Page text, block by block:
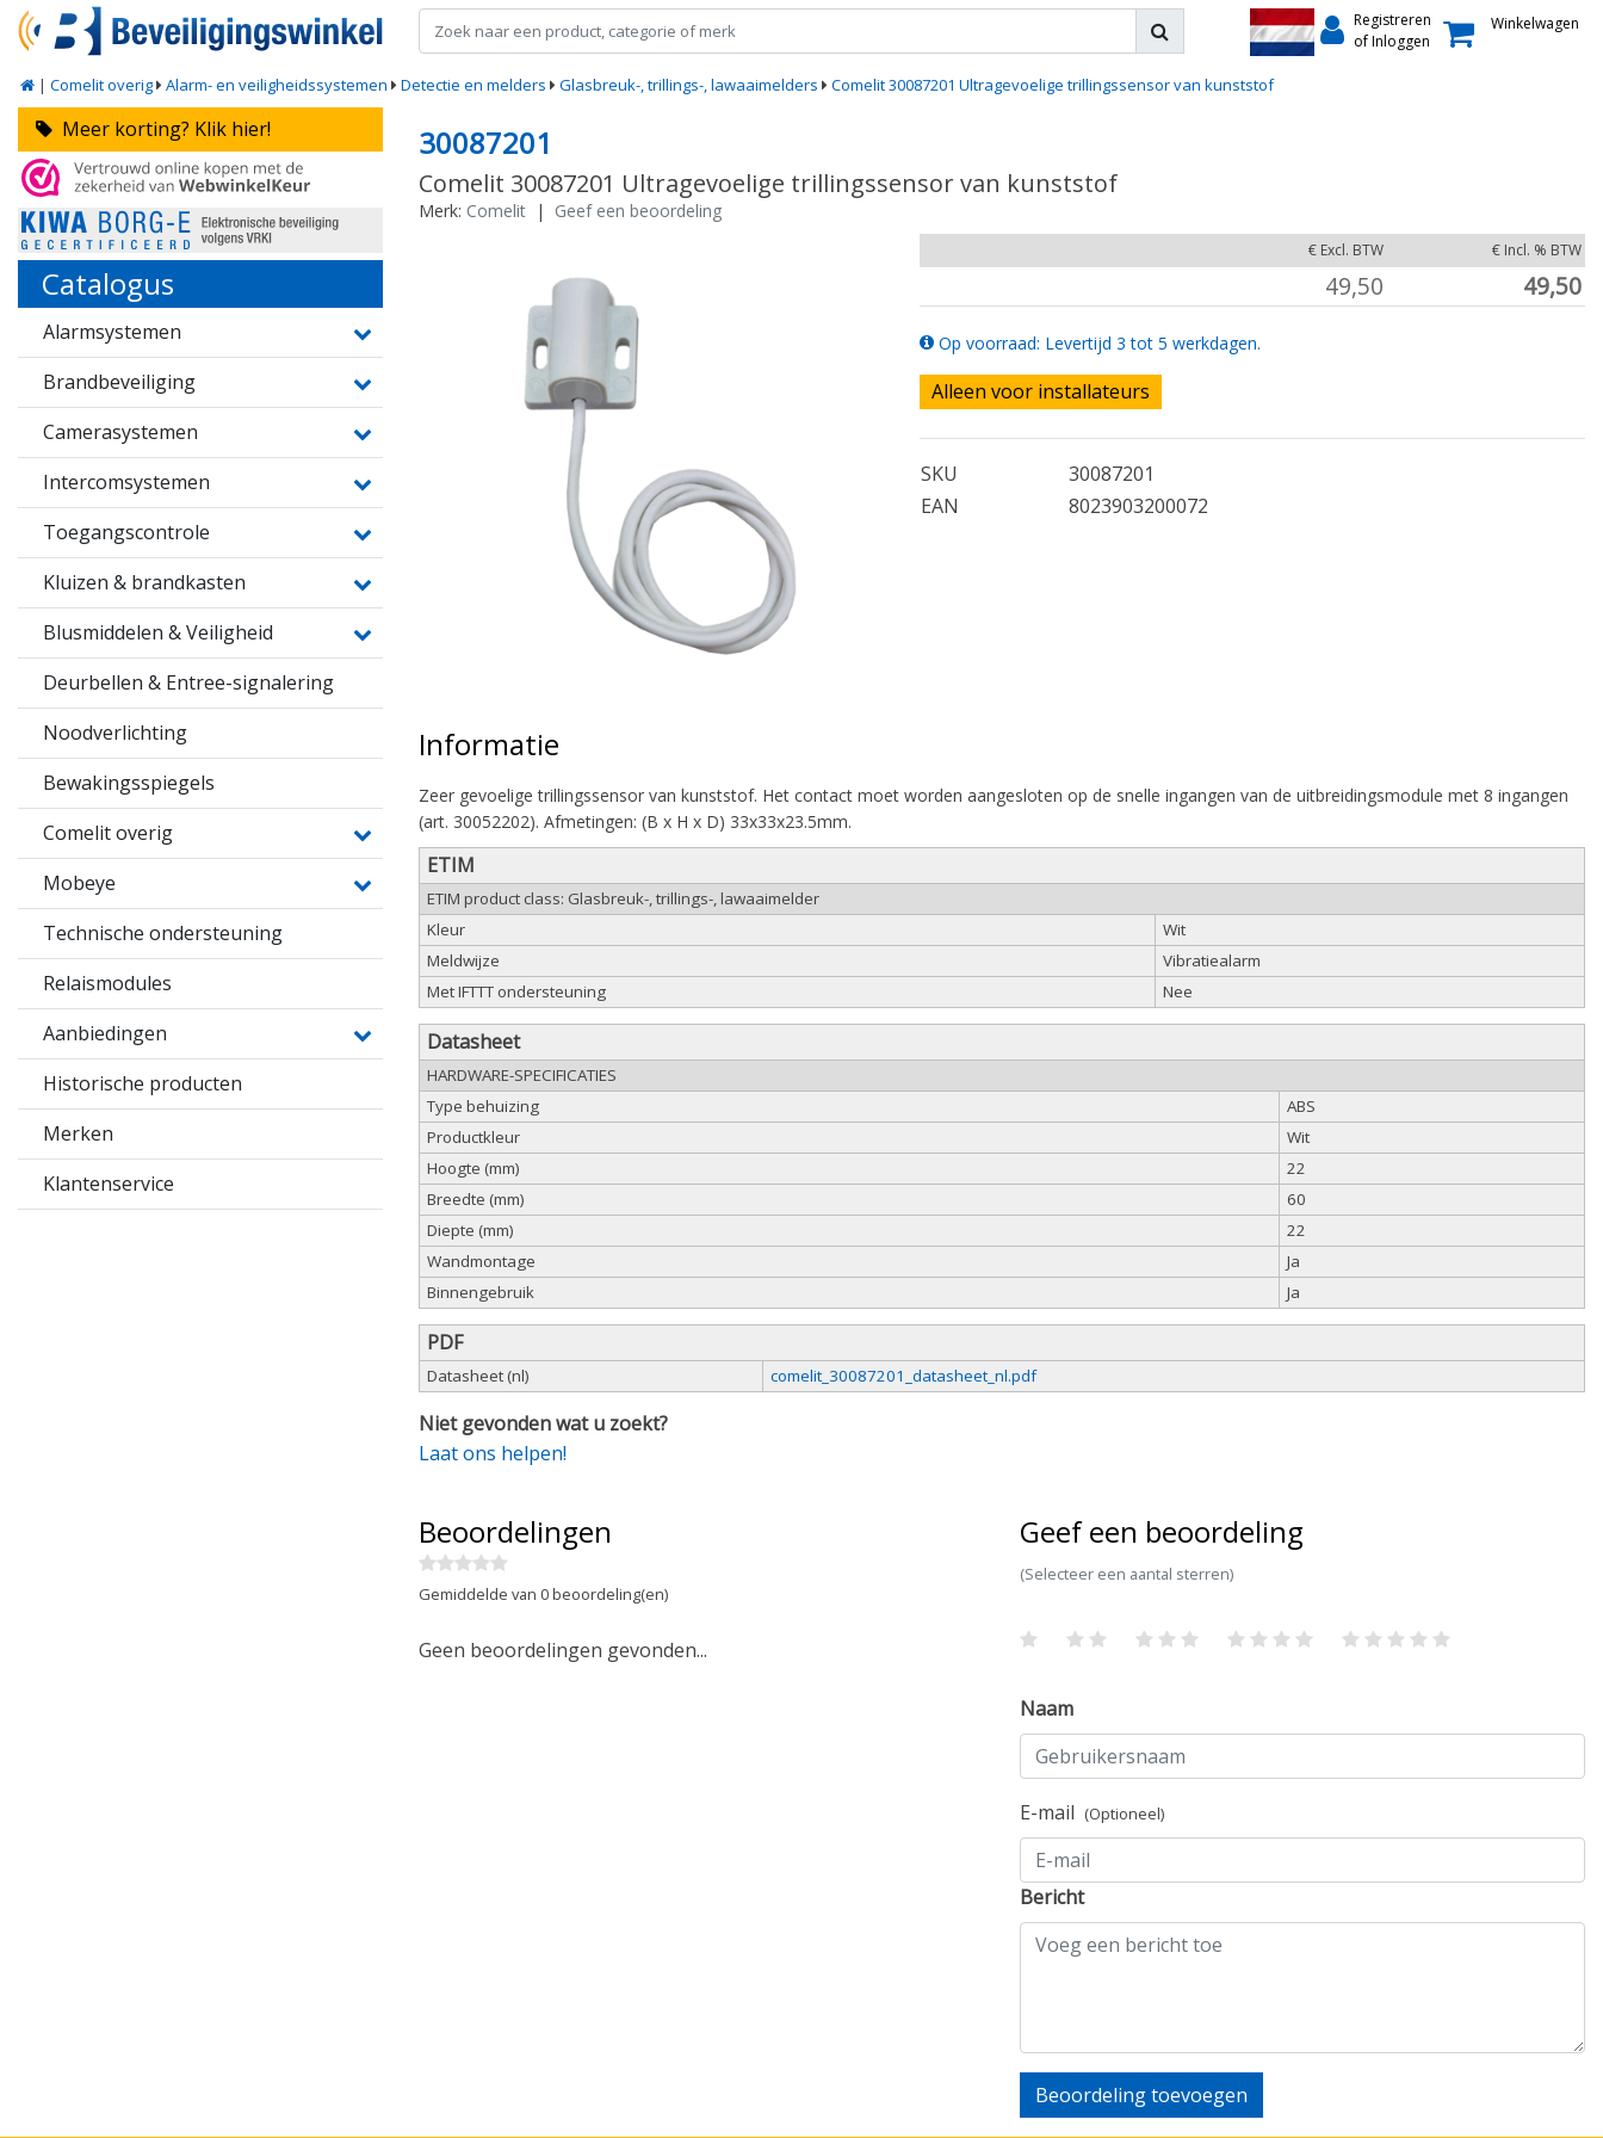
Registreren
of Inloggen
Winkelwagen
| Comelit overig Alarm- en veiligheidssystemen Detectie en melders Glasbreuk-, trillings-, lawaaimelders Comelit 30087201 Ultragevoelige trillingssensor van kunststof
Meer korting? Klik hier!
Catalogus
Alarmsystemen
Brandbeveiliging
Camerasystemen
Intercomsystemen
Toegangscontrole
Kluizen & brandkasten
Blusmiddelen & Veiligheid
Deurbellen & Entree-signalering
Noodverlichting
Bewakingsspiegels
Comelit overig
Mobeye
Technische ondersteuning
Relaismodules
Aanbiedingen
Historische producten
Merken
Klantenservice
30087201
Comelit 30087201 Ultragevoelige trillingssensor van kunststof
Merk: Comelit | Geef een beoordeling
€ Excl. BTW € Incl. % BTW
49,50 49,50
Op voorraad: Levertijd 3 tot 5 werkdagen.
Alleen voor installateurs
SKU
30087201
EAN
8023903200072
Informatie
Zeer gevoelige trillingssensor van kunststof. Het contact moet worden aangesloten op de snelle ingangen van de uitbreidingsmodule met 8 ingangen
(art. 30052202). Afmetingen: (B x H x D) 33x33x23.5mm.
ETIM
ETIM product class: Glasbreuk-, trillings-, lawaaimelder
Kleur
Wit
Meldwijze
Vibratiealarm
Met IFTTT ondersteuning
Nee
Datasheet
HARDWARE-SPECIFICATIES
Type behuizing
ABS
Productkleur
Wit
Hoogte (mm)
22
Breedte (mm)
60
Diepte (mm)
22
Wandmontage
Ja
Binnengebruik
Ja
PDF
Datasheet (nl) comelit_30087201_datasheet_nl.pdf
Niet gevonden wat u zoekt?
Laat ons helpen!
Beoordelingen
Gemiddelde van 0 beoordeling(en)
Geen beoordelingen gevonden...
Geef een beoordeling
(Selecteer een aantal sterren)
Naam
E-mail (Optioneel)
Bericht
Beoordeling toevoegen